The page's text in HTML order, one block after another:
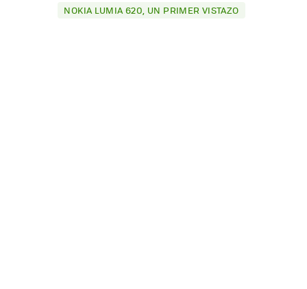
NOKIA LUMIA 620, UN PRIMER VISTAZO